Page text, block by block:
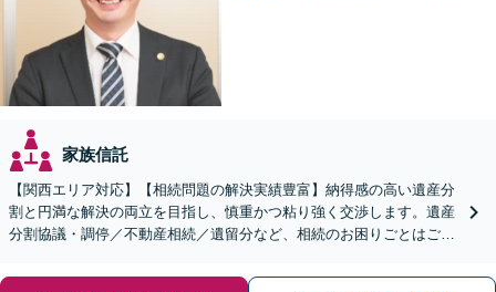
家族信託
【関西エリア対応】【相続問題の解決実績豊富】納得感の高い遺産分
割と円満な解決の両立を目指し、慎重かつ粘り強く交渉します。遺産
分割協議・調停／不動産相続／遺留分など、相続のお困りごとはご相